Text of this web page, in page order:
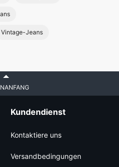
Vintage-Jeans
Kundendienst
Kontaktiere uns
Versandbedingungen